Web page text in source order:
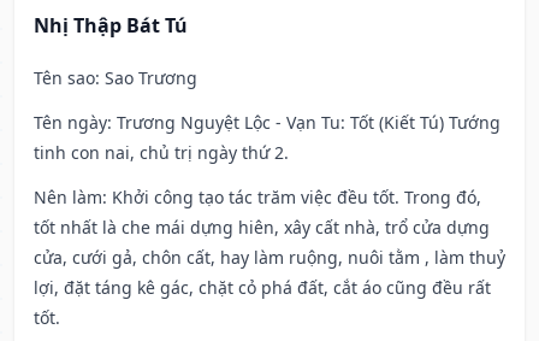
Nhị Thập Bát Tú
Tên sao: Sao Trương
Tên ngày: Trương Nguyệt Lộc - Vạn Tu: Tốt (Kiết Tú) Tướng
tinh con nai, chủ trị ngày thứ 2.
Nên làm: Khởi công tạo tác trăm việc đều tốt. Trong đó,
tốt nhất là che mái dựng hiên, xây cất nhà, trổ cửa dựng
cửa, cưới gả, chôn cất, hay làm ruộng, nuôi tằm , làm thuỷ
lợi, đặt táng kê gác, chặt cỏ phá đất, cắt áo cũng đều rất
tốt.